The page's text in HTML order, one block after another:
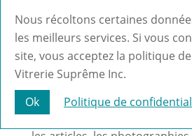
Ce site Web contient des avis
exclusive et des
d’auteur dont les conditions
respectées.
Le matériel contenu dans ce
compris les textes, les
Nous récoltons certaines
les meilleurs services. Si vous
site, vous acceptez la politique
Vitrerie Suprême Inc.
Ok
Politique de